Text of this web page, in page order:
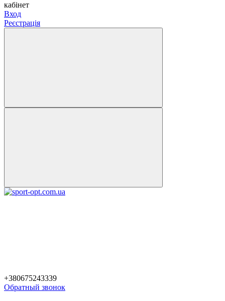
кабінет
Вход
Реєстрація
+380675243339
Обратный звонок